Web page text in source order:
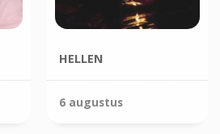
HELLEN
6 augustus